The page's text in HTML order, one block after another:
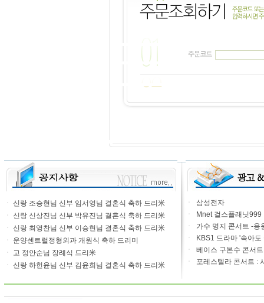
ㆍ 신랑 조승현님 신부 임서영님 결혼식 축하 드리米
ㆍ 신랑 신상진님 신부 박유진님 결혼식 축하 드리米
ㆍ 신랑 최영찬님 신부 이승현님 결혼식 축하 드리米
ㆍ 운양센트럴정형외과 개원식 축하 드리미
ㆍ 고 정안순님 장례식 드리米
ㆍ 신랑 하헌윤님 신부 김윤희님 결혼식 축하 드리米
ㆍ
삼성전자
ㆍ
Mnet 걸스플래닛
ㆍ
가수 명지 콘서트 -응
ㆍ
KBS1 드라마 '속아
ㆍ
베이스 구본수 콘서
ㆍ
포레스텔라 콘서트 :